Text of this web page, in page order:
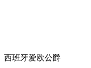
西班牙爱欧公爵